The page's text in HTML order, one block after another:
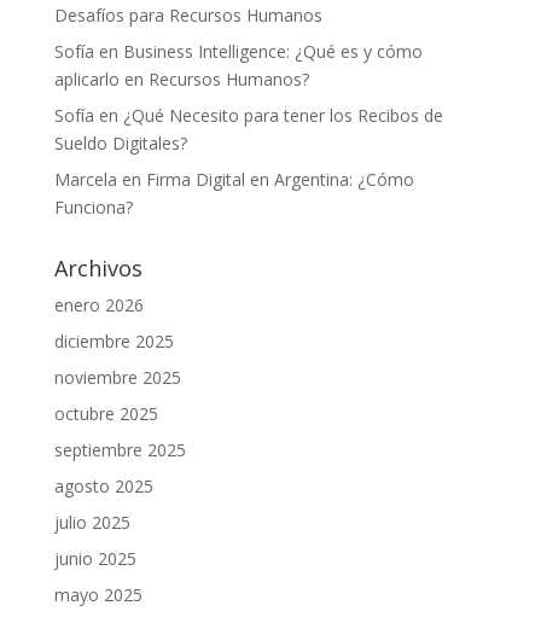
Desafíos para Recursos Humanos
Sofía en Business Intelligence: ¿Qué es y cómo
aplicarlo en Recursos Humanos?
Sofía en ¿Qué Necesito para tener los Recibos de
Sueldo Digitales?
Marcela en Firma Digital en Argentina: ¿Cómo
Funciona?
Archivos
enero 2026
diciembre 2025
noviembre 2025
octubre 2025
septiembre 2025
agosto 2025
julio 2025
junio 2025
mayo 2025